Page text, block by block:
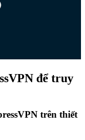
để truy
trên thiết